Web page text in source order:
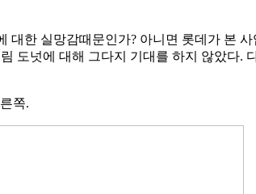
한 실망감때문인가? 아니면 롯데가 본
도넛에 대해 그다지 기대를 하지 않았다.
쪽.